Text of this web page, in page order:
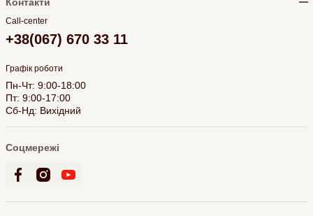
Call-center
+38(067) 670 33 11
Графік роботи
Пн-Чт: 9:00-18:00
Пт: 9:00-17:00
Сб-Нд: Вихідний
Соцмережі